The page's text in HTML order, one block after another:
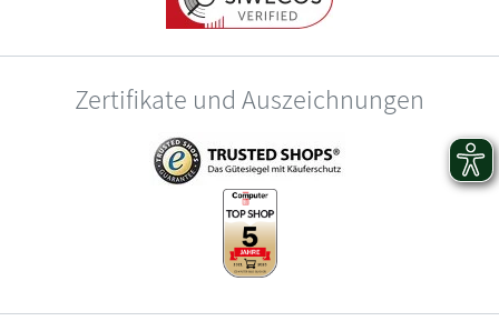
Zertifikate und Auszeichnungen